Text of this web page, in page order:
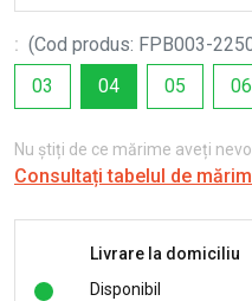
: (Cod produs: FPB003-
03
04 05 06
Nu știți de ce mărime aveți
Consultați tabelul de
Livrare la domiciliu
Disponibil